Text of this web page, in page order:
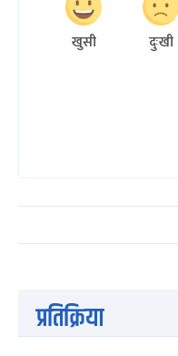
खुसी दुःखी
प्रतिक्रिया